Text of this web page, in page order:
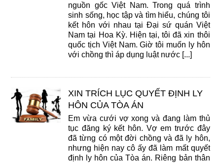
nguồn gốc Việt Nam. Trong quá trình
sinh sống, học tập và tìm hiểu, chúng tôi
kết hôn với nhau tại Đại sứ quán Việt
Nam tại Hoa Kỳ. Hiện tại, tôi đã xin thôi
quốc tịch Việt Nam. Giờ tôi muốn ly hôn
với chồng thì áp dụng luật nước [...]
XIN TRÍCH LỤC QUYẾT ĐỊNH LY
HÔN CỦA TÒA ÁN
Em vừa cưới vợ xong và đang làm thủ
tục đăng ký kết hôn. Vợ em trước đây
đã từng có một đời chồng và đã ly hôn,
nhưng hiện nay cô ấy đã làm mất quyết
định ly hôn của Tòa án. Riêng bản thân